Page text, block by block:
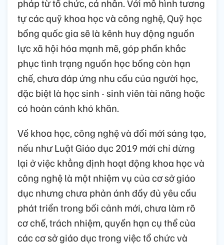
pháp từ tổ chức, cá nhân. Với mô hình tương
tự các quỹ khoa học và công nghệ, Quỹ học
bổng quốc gia sẽ là kênh huy động nguồn
lực xã hội hóa mạnh mẽ, góp phần khắc
phục tình trạng nguồn học bổng còn hạn
chế, chưa đáp ứng nhu cầu của người học,
đặc biệt là học sinh - sinh viên tài năng hoặc
có hoàn cảnh khó khăn.
Về khoa học, công nghệ và đổi mới sáng tạo,
nếu như Luật Giáo dục 2019 mới chỉ dừng
lại ở việc khẳng định hoạt động khoa học và
công nghệ là một nhiệm vụ của cơ sở giáo
dục nhưng chưa phản ánh đầy đủ yêu cầu
phát triển trong bối cảnh mới, chưa làm rõ
cơ chế, trách nhiệm, quyền hạn cụ thể của
các cơ sở giáo dục trong việc tổ chức và